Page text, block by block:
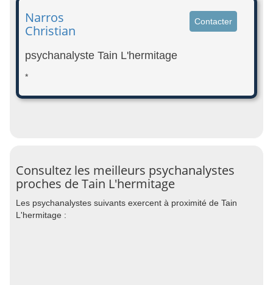
Narros
Christian
Contacter
psychanalyste Tain L'hermitage
*
Consultez les meilleurs psychanalystes
proches de Tain L'hermitage
Les psychanalystes suivants exercent à proximité de Tain
L'hermitage :